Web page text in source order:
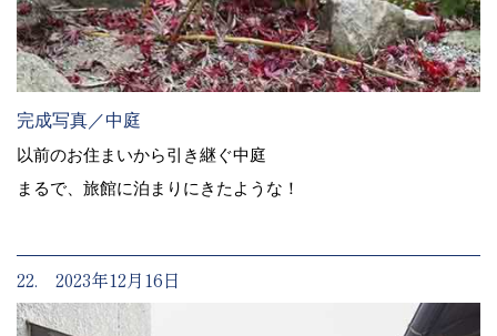
完成写真／中庭
以前のお住まいから引き継ぐ中庭
まるで、旅館に泊まりにきたような！
22. 2023年12月16日